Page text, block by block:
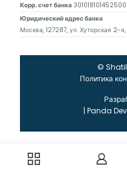
Корр. счет банка
Юридический адрес банка
Москва, 127287, ул. Хуторская 2-
©
Политика
| Panda